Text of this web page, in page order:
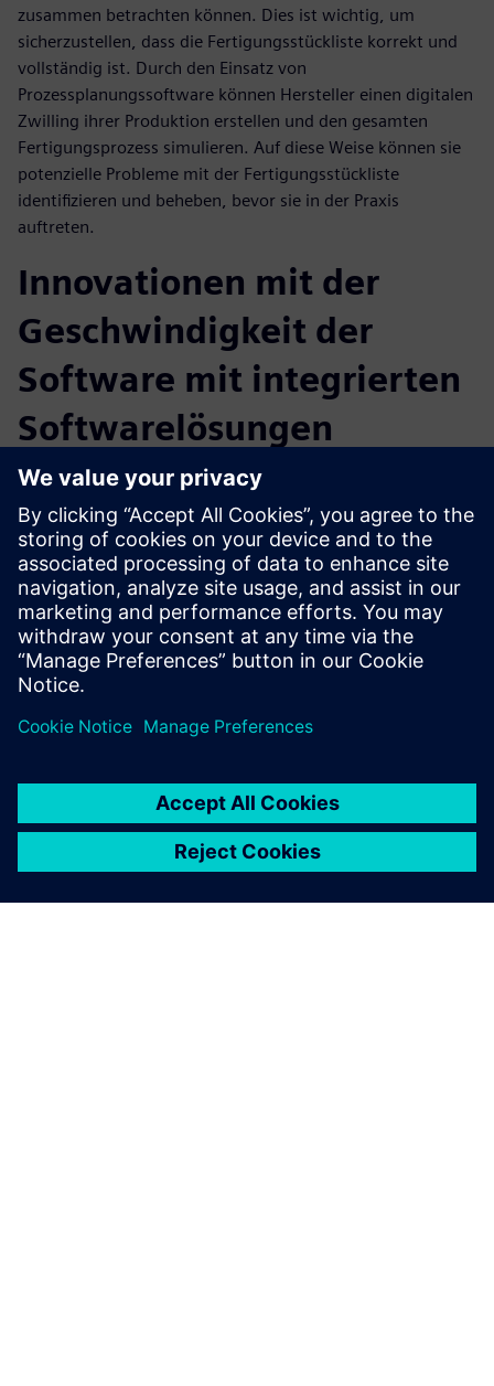
zusammen betrachten können. Dies ist wichtig, um
sicherzustellen, dass die Fertigungsstückliste korrekt und
vollständig ist. Durch den Einsatz von
Prozessplanungssoftware können Hersteller einen digitalen
Zwilling ihrer Produktion erstellen und den gesamten
Fertigungsprozess simulieren. Auf diese Weise können sie
potenzielle Probleme mit der Fertigungsstückliste
identifizieren und beheben, bevor sie in der Praxis
auftreten.
Innovationen mit der
Geschwindigkeit der
Software mit integrierten
Softwarelösungen
Die digitalen Fertigungslösungen von Siemens bieten einen
umfassenden und integrierten Ansatz für die Entwicklung
und den Betrieb von Produktionssystemen für die
Batteriezellfertigung. Diese Lösungen werden von einigen
der weltweit führenden Batteriehersteller eingesetzt, um
ihre Produktionsziele zu erreichen, die Produktqualität zu
verbessern und die Kosten zu senken.
In diesem Webinar erfahren Sie, wie Sie mit der
Geschwindigkeit der Software Innovationen umsetzen und
Ihre digitale Transformation beschleunigen können.